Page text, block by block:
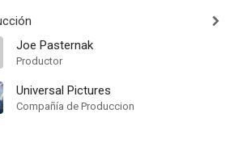
Joe Pasternak
Productor
Universal Pictures
Compañía de Produccion